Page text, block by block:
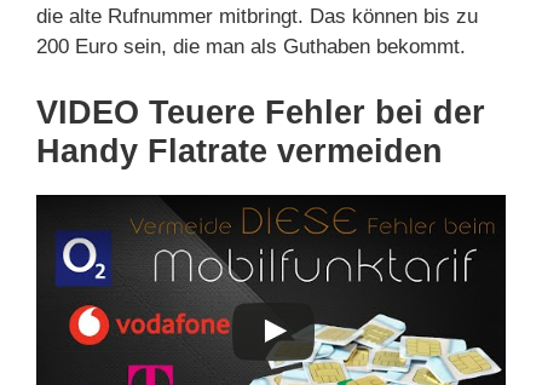
die alte Rufnummer mitbringt. Das können bis zu
200 Euro sein, die man als Guthaben bekommt.
VIDEO Teuere Fehler bei der
Handy Flatrate vermeiden